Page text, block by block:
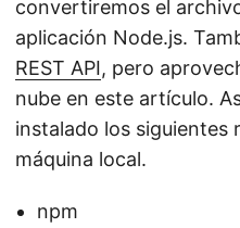
convertiremos el
aplicación Node.js.
REST API, pero
nube en este artículo.
instalado los siguientes
máquina local.
npm